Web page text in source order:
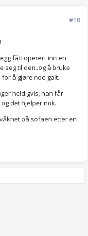
#18
fått operert inn en
seg til den..og å bruke
å gjøre noe galt.
heldigvis, han får
det hjelper nok.
på sofaen etter en